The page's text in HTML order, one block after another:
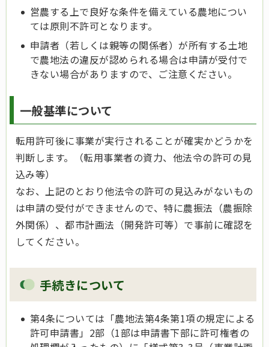
営農する上で良好な条件を備えている農地につい
ては原則不許可となります。
申請者（若しくは親等の関係者）が所有する土地
で農地法の違反が認められる場合は申請が受付で
きない場合がありますので、ご注意ください。
一般基準について
転用許可後に事業が実行されることが確実かどうかを
判断します。（転用事業者の資力、他法令の許可の見
込み等）
なお、上記のとおり他法令の許可の見込みがないもの
は申請の受付ができませんので、特に農振法（農振除
外関係）、都市計画法（開発許可等）で事前に確認を
してください。
手続きについて
第4条については「農地法第4条第1項の規定による
許可申請書」2部（1部は申請書下部に許可権者の